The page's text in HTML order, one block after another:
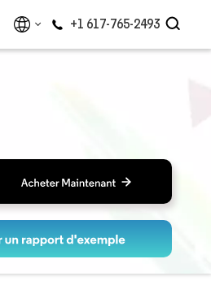
+1 617-765-2493